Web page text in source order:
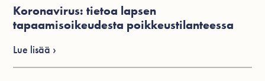
Koronavirus: tietoa lapsen
tapaamisoikeudesta poikkeustilanteessa
Lue lisää ›